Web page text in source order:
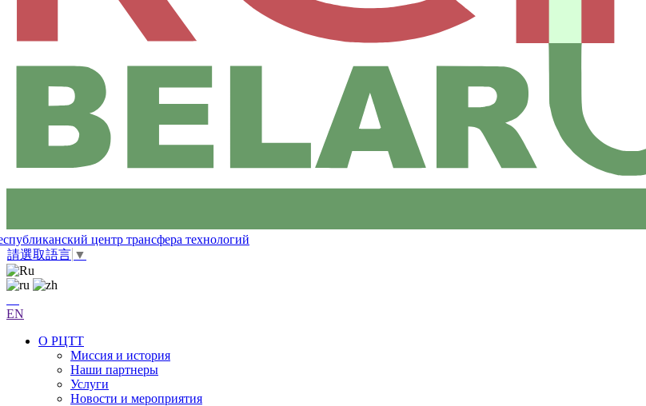
центр трансфера технологий
請選取語言 ▼
EN
О РЦТТ
Миссия и история
Наши партнеры
Услуги
Новости и мероприятия